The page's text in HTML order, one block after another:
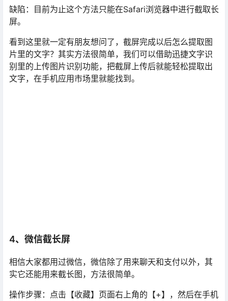
缺陷：目前为止这个方法只能在Safari浏览器中进行截取长
屏。
看到这里就一定有朋友想问了，截屏完成以后怎么提取图
片里的文字？其实方法很简单，我们可以借助迅捷文字识
别里的上传图片识别功能，把截屏上传后就能轻松提取出
文字，在手机应用市场里就能找到。
4、微信截长屏
相信大家都用过微信，微信除了用来聊天和支付以外，其
实它还能用来截长图，方法很简单。
操作步骤：点击【收藏】页面右上角的【+】，然后在手机